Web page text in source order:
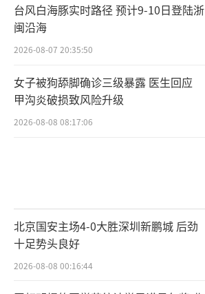
台风白海豚实时路径 预计9-10日登陆浙
闽沿海
2026-08-07 20:35:50
女子被狗舔脚确诊三级暴露 医生回应
甲沟炎破损致风险升级
2026-08-08 08:17:06
北京国安主场4-0大胜深圳新鹏城 后劲
十足势头良好
2026-08-08 00:16:44